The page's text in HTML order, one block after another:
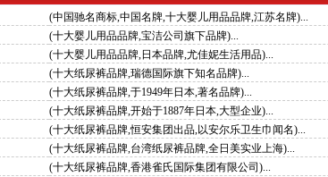
(中国驰名商标,中国名牌,十大婴儿用品品牌,江苏名牌)...
(十大婴儿用品品牌,宝洁公司旗下品牌)...
(十大婴儿用品品牌,日本品牌,尤佳妮生活用品)...
(十大纸尿裤品牌,瑞德国际旗下知名品牌)...
(十大纸尿裤品牌,于1949年日本,著名品牌)...
(十大纸尿裤品牌,开始于1887年日本,大型企业)...
(十大纸尿裤品牌,恒安集团出品,以安尔乐卫生巾闻名)...
(十大纸尿裤品牌,台湾纸尿裤品牌,全日美实业上海)...
(十大纸尿裤品牌,香港雀氏国际集团有限公司)...